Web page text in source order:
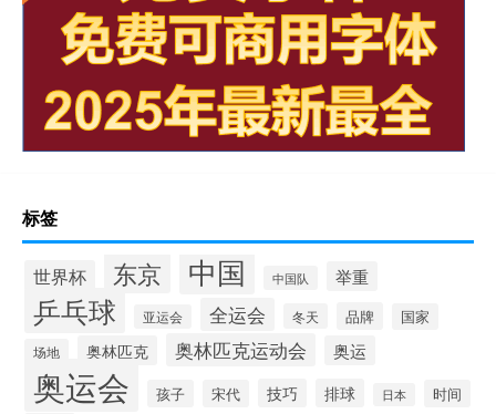
标签
世界杯 东京 中国 中国队 举重
乒乓球 亚运会 全运会 冬天 品牌 国家
场地 奥林匹克 奥林匹克运动会 奥运
奥运会 孩子 宋代 技巧 排球 日本 时间